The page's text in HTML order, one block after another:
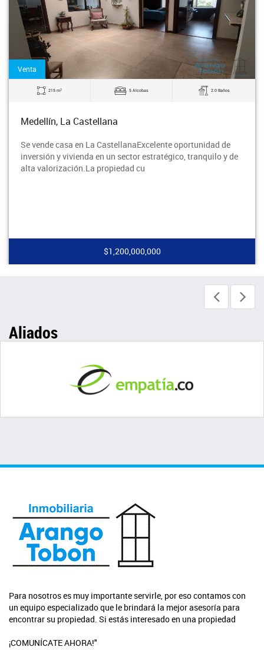
Venta
215 m2 5 Alcobas 2.0 Baños
Medellín, La Castellana
Se vende casa en La CastellanaExcelente oportunidad de
inversión y vivienda en un sector estratégico, tranquilo y de
alta valorización.La propiedad cu
$1,200,000,000
Aliados
Para nosotros es muy importante servirle, por eso contamos con
un equipo especializado que le brindará la mejor asesoría para
encontrar su propiedad. Si estás interesado en una propiedad
¡COMUNÍCATE AHORA!"